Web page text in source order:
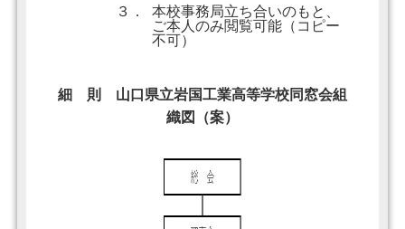
３．
本校事務局立ち合いのもと、
ご本人のみ閲覧可能（コピー
不可）
細 則 山口県立岩国工業高等学校同窓会組
織図（案）